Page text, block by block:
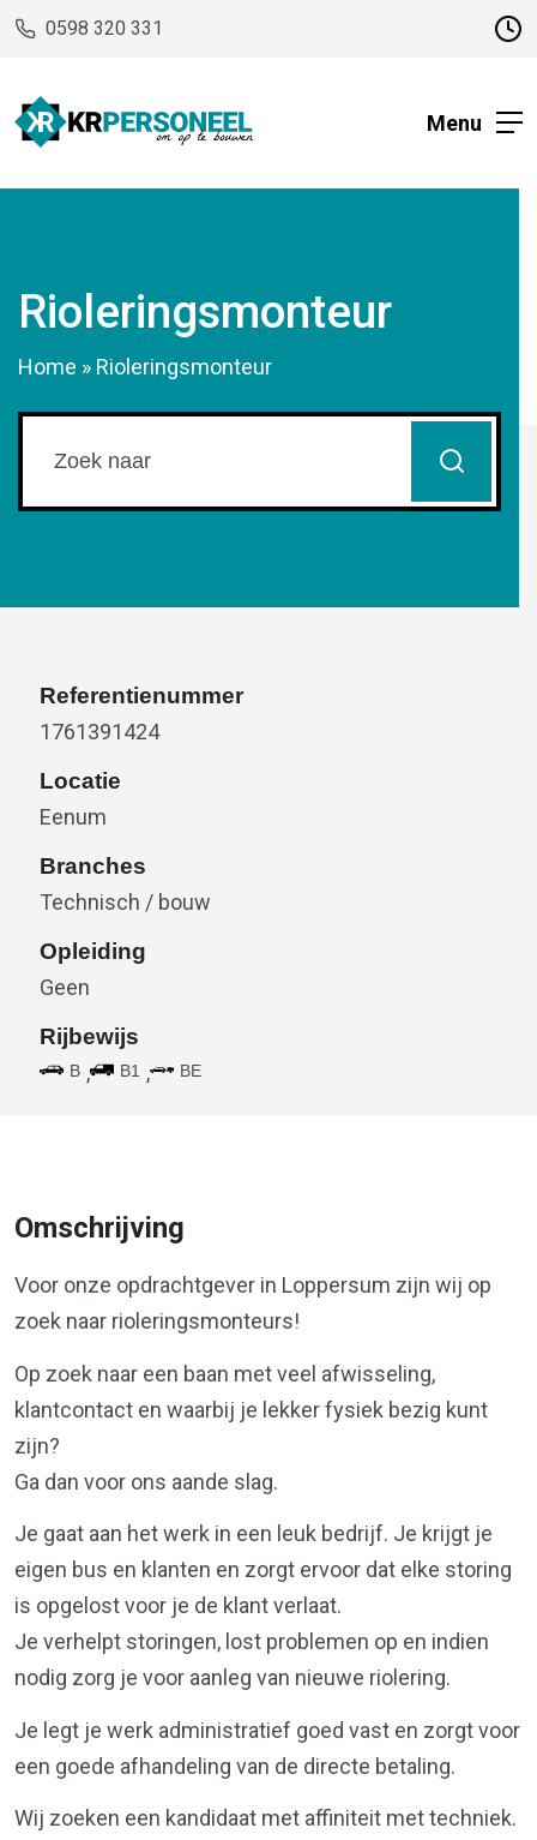
0598 320 331
Menu
Rioleringsmonteur
Home » Rioleringsmonteur
Referentienummer
1761391424
Locatie
Eenum
Branches
Technisch / bouw
Opleiding
Geen
Rijbewijs
B , B1 , BE
Omschrijving
Voor onze opdrachtgever in Loppersum zijn wij op
zoek naar rioleringsmonteurs!
Op zoek naar een baan met veel afwisseling,
klantcontact en waarbij je lekker fysiek bezig kunt
zijn?
Ga dan voor ons aande slag.
Je gaat aan het werk in een leuk bedrijf. Je krijgt je
eigen bus en klanten en zorgt ervoor dat elke storing
is opgelost voor je de klant verlaat.
Je verhelpt storingen, lost problemen op en indien
nodig zorg je voor aanleg van nieuwe riolering.
Je legt je werk administratief goed vast en zorgt voor
een goede afhandeling van de directe betaling.
Wij zoeken een kandidaat met affiniteit met techniek.